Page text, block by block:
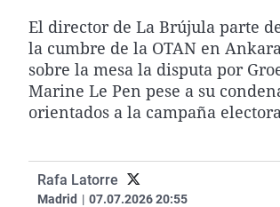
El director de La Brújula parte
la cumbre de la OTAN en
sobre la mesa la disputa por
Marine Le Pen pese a su
orientados a la campaña
Rafa Latorre
Madrid | 07.07.2026 20:55